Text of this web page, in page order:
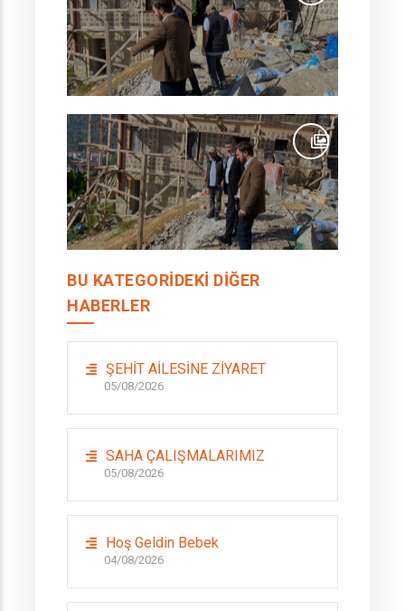
BU KATEGORIDEKI DIĞER
HABERLER
ŞEHİT AİLESİNE ZİYARET
05/08/2026
SAHA ÇALIŞMALARIMIZ
05/08/2026
Hoş Geldin Bebek
04/08/2026